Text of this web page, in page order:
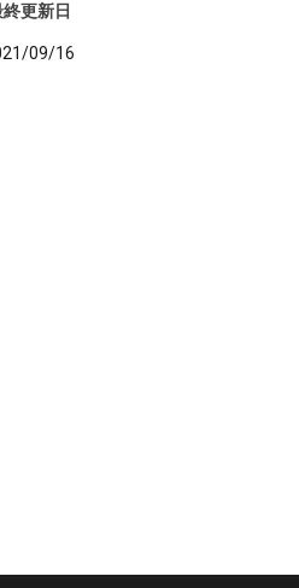
更新日
09/16